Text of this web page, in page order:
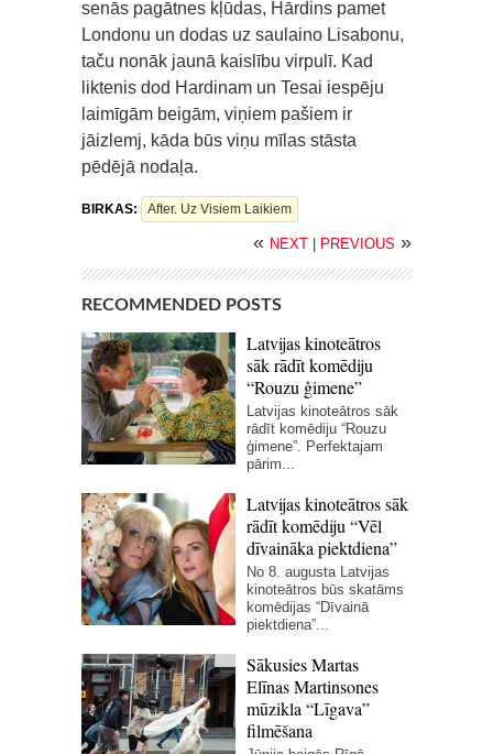
senās pagātnes kļūdas, Hārdins pamet
Londonu un dodas uz saulaino Lisabonu,
taču nonāk jaunā kaislību virpulī. Kad
liktenis dod Hardinam un Tesai iespēju
laimīgām beigām, viņiem pašiem ir
jāizlemj, kāda būs viņu mīlas stāsta
pēdējā nodaļa.
BIRKAS: After. Uz Visiem Laikiem
« NEXT PREVIOUS »
RECOMMENDED POSTS
Latvijas kinoteātros
sāk rādīt komēdiju
“Rouzu ģimene”
Latvijas kinoteātros sāk
rādīt komēdiju “Rouzu
ģimene”. Perfektajam
pārim...
Latvijas kinoteātros sāk
rādīt komēdiju “Vēl
dīvaināka piektdiena”
No 8. augusta Latvijas
kinoteātros būs skatāms
komēdijas “Dīvainā
piektdiena”...
Sākusies Martas
Elīnas Martinsones
mūzikla “Līgava”
filmēšana